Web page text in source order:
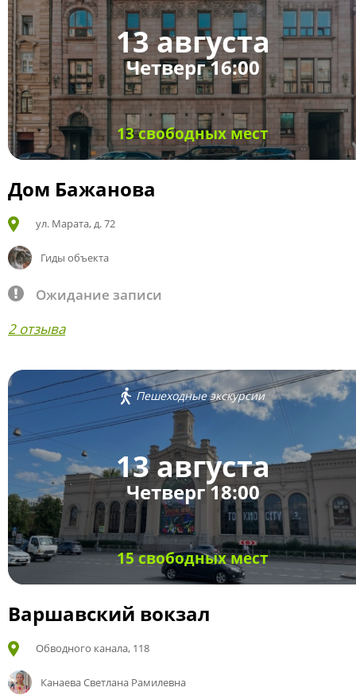
13 августа
Четверг 16:00
13 свободных мест
Дом Бажанова
ул. Марата, д. 72
Гиды объекта
Ожидание записи
2 отзыва
Пешеходные экскурсии
13 августа
Четверг 18:00
15 свободных мест
Варшавский вокзал
Обводного канала, 118
Канаева Светлана Рамилевна